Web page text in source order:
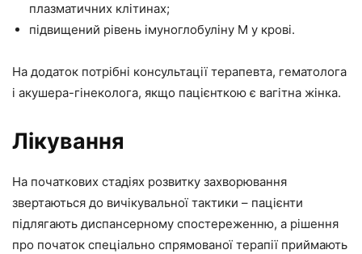
плазматичних клітинах;
підвищений рівень імуноглобуліну М у крові.
На додаток потрібні консультації терапевта, гематолога
і акушера-гінеколога, якщо пацієнткою є вагітна жінка.
Лікування
На початкових стадіях розвитку захворювання
звертаються до вичікувальної тактики – пацієнти
підлягають диспансерному спостереженню, а рішення
про початок спеціально спрямованої терапії приймають